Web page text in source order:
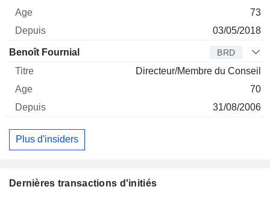
73
03/05/2018
Benoît Fournial BRD
Directeur/Membre du Conseil
70
31/08/2006
Plus d'insiders
Dernières transactions d'initiés